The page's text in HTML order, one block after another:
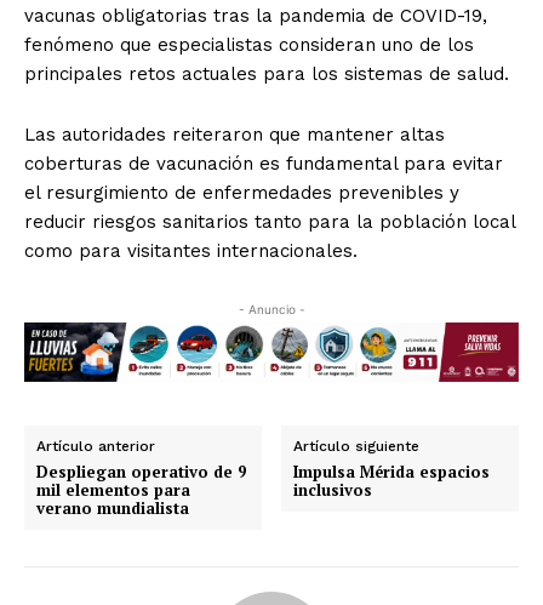
vacunas obligatorias tras la pandemia de COVID-19,
fenómeno que especialistas consideran uno de los
principales retos actuales para los sistemas de salud.
Las autoridades reiteraron que mantener altas
coberturas de vacunación es fundamental para evitar
el resurgimiento de enfermedades prevenibles y
reducir riesgos sanitarios tanto para la población local
como para visitantes internacionales.
- Anuncio -
Artículo anterior
Despliegan operativo de 9
mil elementos para
verano mundialista
Artículo siguiente
Impulsa Mérida espacios
inclusivos